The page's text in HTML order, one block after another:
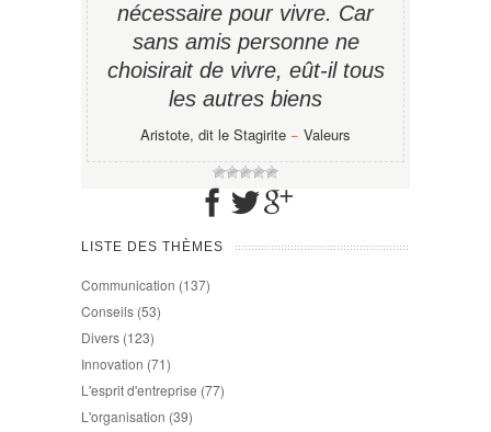
nécessaire pour vivre. Car
sans amis personne ne
choisirait de vivre, eût-il tous
les autres biens
Aristote, dit le Stagirite − Valeurs
LISTE DES THÈMES
Communication (137)
Conseils (53)
Divers (123)
Innovation (71)
L'esprit d'entreprise (77)
L'organisation (39)